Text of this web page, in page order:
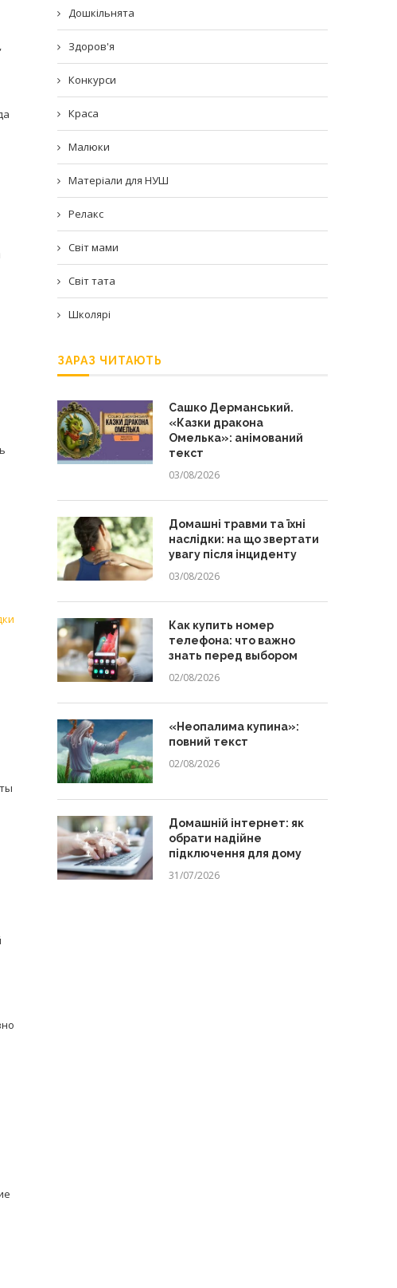
Дошкільнята
Здоров'я
Конкурси
Краса
Малюки
Матеріали для НУШ
Релакс
Світ мами
Світ тата
Школярі
ЗАРАЗ ЧИТАЮТЬ
Сашко Дерманський.
«Казки дракона
Омелька»: анімований
текст
03/08/2026
Домашні травми та їхні
наслідки: на що звертати
увагу після інциденту
03/08/2026
Как купить номер
телефона: что важно
знать перед выбором
02/08/2026
«Неопалима купина»:
повний текст
02/08/2026
Домашній інтернет: як
обрати надійне
підключення для дому
31/07/2026